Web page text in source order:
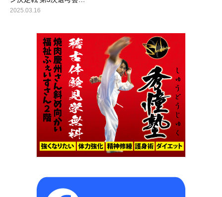
2025.03.16